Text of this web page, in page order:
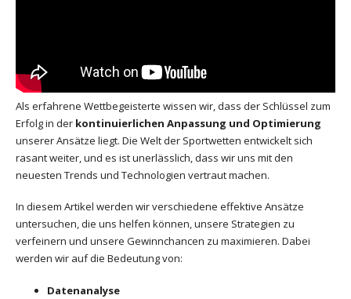
Als erfahrene Wettbegeisterte wissen wir, dass der Schlüssel zum
Erfolg in der kontinuierlichen Anpassung und Optimierung
unserer Ansätze liegt. Die Welt der Sportwetten entwickelt sich
rasant weiter, und es ist unerlässlich, dass wir uns mit den
neuesten Trends und Technologien vertraut machen.
In diesem Artikel werden wir verschiedene effektive Ansätze
untersuchen, die uns helfen können, unsere Strategien zu
verfeinern und unsere Gewinnchancen zu maximieren. Dabei
werden wir auf die Bedeutung von:
Datenanalyse